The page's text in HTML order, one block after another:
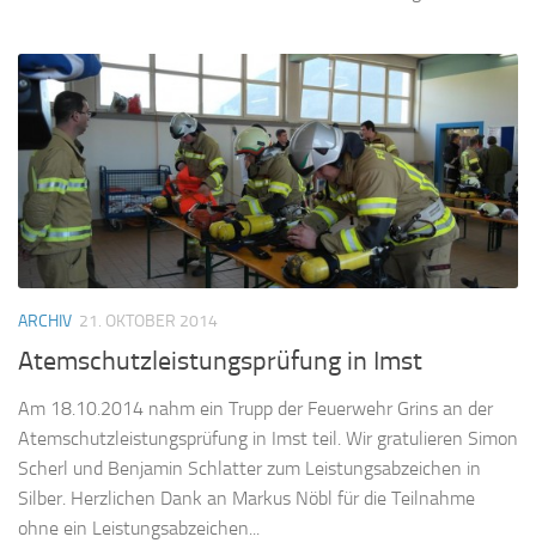
ARCHIV 21. OKTOBER 2014
Atemschutzleistungsprüfung in Imst
Am 18.10.2014 nahm ein Trupp der Feuerwehr Grins an der
Atemschutzleistungsprüfung in Imst teil. Wir gratulieren Simon
Scherl und Benjamin Schlatter zum Leistungsabzeichen in
Silber. Herzlichen Dank an Markus Nöbl für die Teilnahme
ohne ein Leistungsabzeichen...